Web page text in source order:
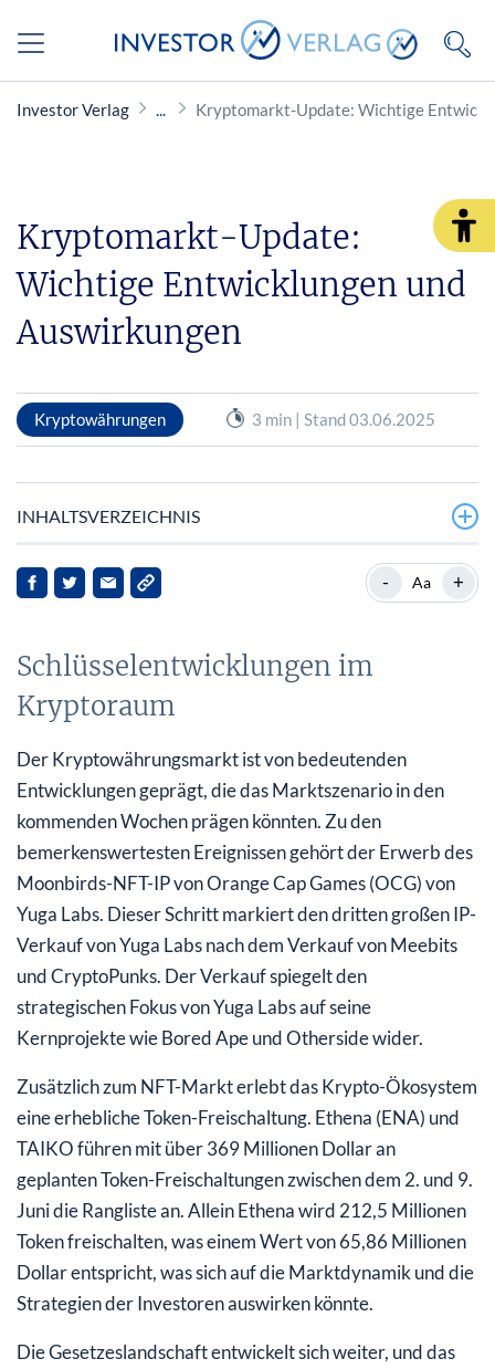
Investor Verlag Kryptomarkt-Update: Wichtige
Kryptomarkt-Update:
Wichtige Entwicklungen und
Auswirkungen
Kryptowährungen 3 min | Stand 03.06.2025
INHALTSVERZEICHNIS
Schlüsselentwicklungen im Kryptoraum
Detaillierte Analyse der letzten Nachrichten
Auswirkungen auf die Interessengruppen
Schlussfolgerung
- Aa +
Schlüsselentwicklungen im
Kryptoraum
Der Kryptowährungsmarkt ist von bedeutenden
Entwicklungen geprägt, die das Marktszenario in den
kommenden Wochen prägen könnten. Zu den
bemerkenswertesten Ereignissen gehört der Erwerb des
Moonbirds-NFT-IP von Orange Cap Games (OCG) von
Yuga Labs. Dieser Schritt markiert den dritten großen IP-
Verkauf von Yuga Labs nach dem Verkauf von Meebits
und CryptoPunks. Der Verkauf spiegelt den
strategischen Fokus von Yuga Labs auf seine
Kernprojekte wie Bored Ape und Otherside wider.
Zusätzlich zum NFT-Markt erlebt das Krypto-Ökosystem
eine erhebliche Token-Freischaltung. Ethena (ENA) und
TAIKO führen mit über 369 Millionen Dollar an
geplanten Token-Freischaltungen zwischen dem 2. und 9.
Juni die Rangliste an. Allein Ethena wird 212,5 Millionen
Token freischalten, was einem Wert von 65,86 Millionen
Dollar entspricht, was sich auf die Marktdynamik und die
Strategien der Investoren auswirken könnte.
Die Gesetzeslandschaft entwickelt sich weiter, und das